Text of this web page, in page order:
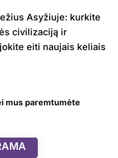
Asyžiuje: kurkite
civilizaciją ir
eiti naujais keliais
mus paremtumėte